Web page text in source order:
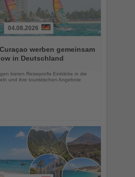
04.08.2026
werben gemeinsam
in Deutschland
bieten Reiseprofis Einblicke in die
und ihre touristischen Angebote